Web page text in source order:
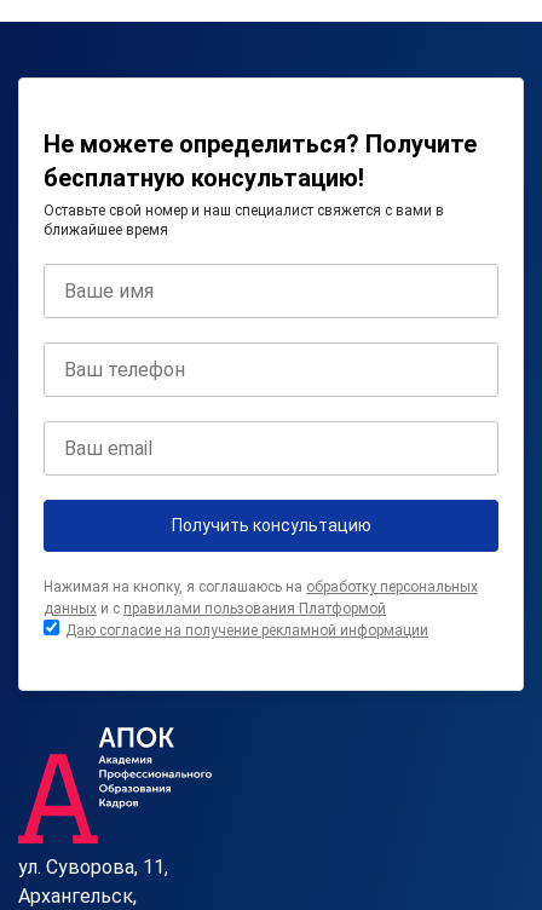
Не можете определиться? Получите
бесплатную консультацию!
Оставьте свой номер и наш специалист свяжется с вами в
ближайшее время
Получить консультацию
Нажимая на кнопку, я соглашаюсь на обработку персональных
данных и с правилами пользования Платформой
Даю согласие на получение рекламной информации
ул. Суворова, 11,
Архангельск,